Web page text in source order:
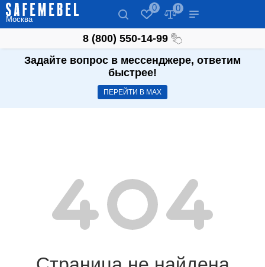
Москва
0 0
8 (800) 550-14-99
Задайте вопрос в мессенджере, ответим
быстрее!
ПЕРЕЙТИ В МАХ